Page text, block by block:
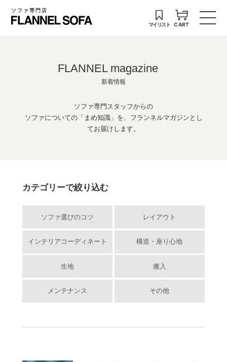
ソファ専門店
マイリスト CART
FLANNEL magazine
新着情報
ソファ専門スタッフからの
ソファについての「まめ知識」を、フランネルマガジンとし
てお届けします。
カテゴリーで絞り込む
ソファ選びのコツ レイアウト
インテリアコーディネート 構造・座り心地
生地 搬入
メンテナンス その他